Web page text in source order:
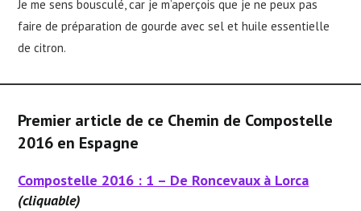
Je me sens bousculé, car je m’aperçois que je ne peux pas
faire de préparation de gourde avec sel et huile essentielle
de citron.
Premier article de ce Chemin de Compostelle
2016 en Espagne
Compostelle 2016 : 1 – De Roncevaux à Lorca
(cliquable)